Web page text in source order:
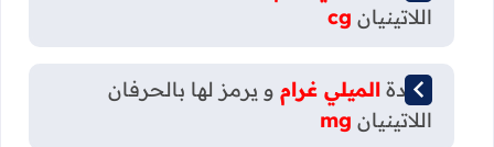
اللاتينيان cg
وحدة الميلي غرام و يرمز لها بالحرفان
اللاتينيان mg